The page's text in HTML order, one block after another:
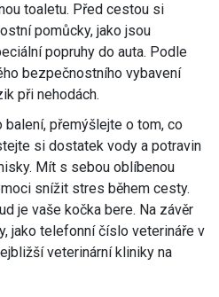
toaletu. Před cestou si
pomůcky, jako jsou
popruhy do auta. Podle
bezpečnostního vybavení
při nehodách.
přemýšlejte o tom, co
si dostatek vody a potravin
Mít s sebou oblíbenou
snížit stres během cesty.
je vaše kočka bere. Na závěr
jako telefonní číslo veterináře v
veterinární kliniky na